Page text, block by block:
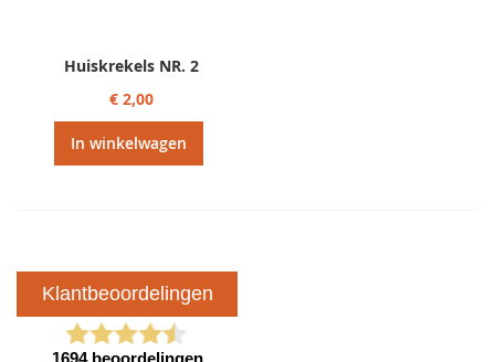
Huiskrekels NR. 2
€ 2,00
In winkelwagen